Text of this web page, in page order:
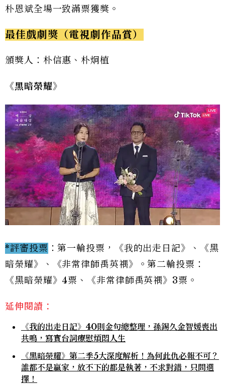
朴恩斌全場一致滿票獲獎。
最佳戲劇獎（電視劇作品賞）
頒獎人：朴信惠、朴炯植
《黑暗榮耀》
*評審投票 ：第一輪投票，《我的出走日記》、《黑
暗榮耀》、《非常律師禹英禑》。第二輪投票：
《黑暗榮耀》4票、《非常律師禹英禑》3票。
延伸閱讀：
《我的出走日記》40則金句總整理，孫錫久金智媛喪出
共鳴，寫實台詞療慰煩悶人生
《黑暗榮耀》第二季5大深度解析！為何此仇必報不可？
誰都不是贏家，放不下的都是執著，不求對錯，只問選
擇！